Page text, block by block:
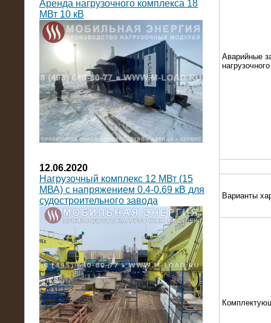
Аренда нагрузочного комплекса 18
МВт 10 кВ
12.06.2020
Нагрузочный комплекс 12 МВт (15
МВА) с напряжением 0.4-0.69 кВ для
судостроительного завода
Аварийные
Варианты